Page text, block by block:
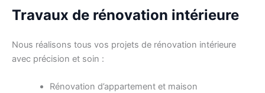
Travaux de rénovation intérieure
Nous réalisons tous vos projets de rénovation intérieure
avec précision et soin :
Rénovation d’appartement et maison